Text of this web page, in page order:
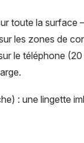
toute la surface
les zones de
le téléphone
: une lingette